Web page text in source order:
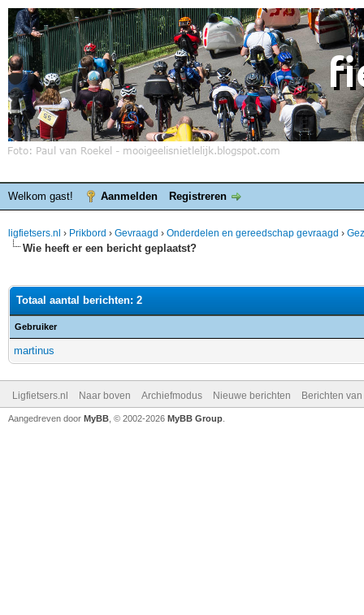
Welkom gast! Aanmelden Registreren
ligfietsers.nl › Prikbord › Gevraagd › Onderdelen en gereedschap gevraagd ›
Wie heeft er een bericht geplaatst?
Totaal aantal berichten: 2
Gebruiker
martinus
Ligfietsers.nl Naar boven Archiefmodus Nieuwe berichten Berichten
Aangedreven door MyBB , © 2002-2026 MyBB Group